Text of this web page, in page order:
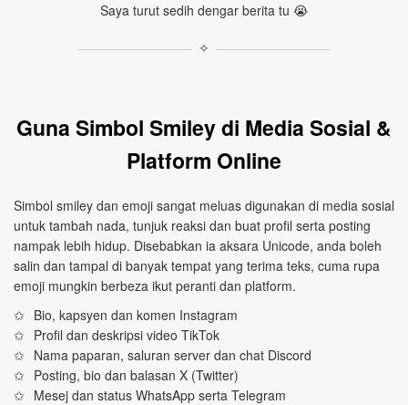
Saya turut sedih dengar berita tu 😭
✧
Guna Simbol Smiley di Media Sosial &
Platform Online
Simbol smiley dan emoji sangat meluas digunakan di media sosial
untuk tambah nada, tunjuk reaksi dan buat profil serta posting
nampak lebih hidup. Disebabkan ia aksara Unicode, anda boleh
salin dan tampal di banyak tempat yang terima teks, cuma rupa
emoji mungkin berbeza ikut peranti dan platform.
Bio, kapsyen dan komen Instagram
Profil dan deskripsi video TikTok
Nama paparan, saluran server dan chat Discord
Posting, bio dan balasan X (Twitter)
Mesej dan status WhatsApp serta Telegram